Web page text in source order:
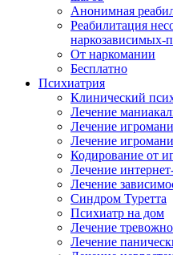
Анонимная
Реабилитация
наркозависимых-
От наркомании
Бесплатно
Психиатрия
Клинический
Лечение
Лечение
Лечение
Кодирование от
Лечение
Лечение
Синдром Туретта
Психиатр на дом
Лечение
Лечение